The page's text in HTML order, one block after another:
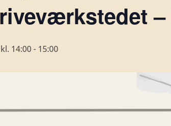
–
14:00- 15:00